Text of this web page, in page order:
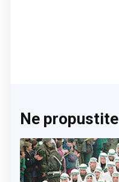
Ne propustite